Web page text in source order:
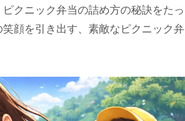
クニック弁当の詰め方の秘訣をたっ
顔を引き出す、素敵なピクニック弁